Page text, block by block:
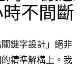
不間斷
鍵字設計」絕非
精準解構上。我